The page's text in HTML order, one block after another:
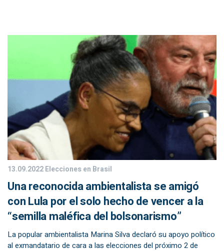
13.09.2022Elecciones en Brasil
Una reconocida ambientalista se amigó
con Lula por el solo hecho de vencer a la
“semilla maléfica del bolsonarismo”
La popular ambientalista Marina Silva declaró su apoyo político
al exmandatario de cara a las elecciones del próximo 2 de